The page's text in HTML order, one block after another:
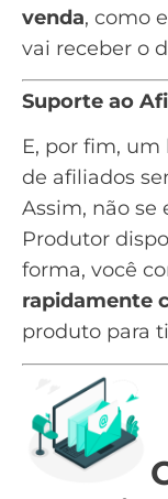
venda, como
vai receber o
Suporte ao
E, por fim,
de afiliados
Assim, não se
Produtor
forma, você
rapidamente
produto para